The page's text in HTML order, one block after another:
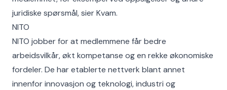
juridiske spørsmål, sier Kvam.
NITO
NITO jobber for at medlemmene får bedre
arbeidsvilkår, økt kompetanse og en rekke økonomiske
fordeler. De har etablerte nettverk blant annet
innenfor innovasjon og teknologi, industri og